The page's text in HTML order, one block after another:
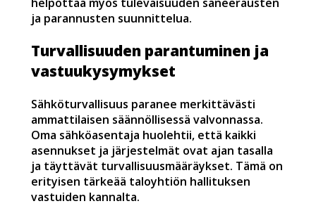
ja parannusten suunnittelua.
Turvallisuuden parantuminen ja
vastuukysymykset
Sähköturvallisuus paranee merkittävästi
ammattilaisen säännöllisessä valvonnassa.
Oma sähköasentaja huolehtii, että kaikki
asennukset ja järjestelmät ovat ajan tasalla
ja täyttävät turvallisuusmääräykset. Tämä on
erityisen tärkeää taloyhtiön hallituksen
vastuiden kannalta.